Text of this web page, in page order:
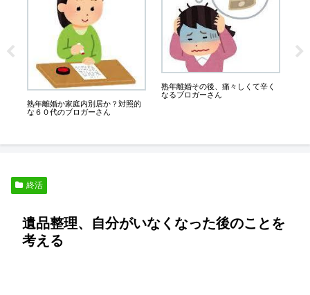
熟年離婚か家庭内別居か？対照的
な６０代のブロガーさん
熟年離婚その後、痛々しくて辛く
なるブロガーさん
終活
遺品整理、自分がいなくなった後のことを
考える